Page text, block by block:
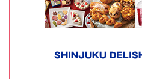
SHINJUKU